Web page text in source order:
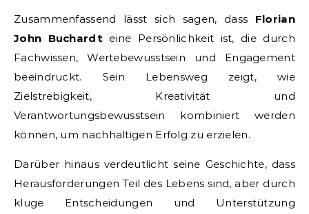
Zusammenfassend lässt sich sagen, dass Florian
John Buchardt eine Persönlichkeit ist, die durch
Fachwissen, Wertebewusstsein und Engagement
beeindruckt. Sein Lebensweg zeigt, wie
Zielstrebigkeit, Kreativität und
Verantwortungsbewusstsein kombiniert werden
können, um nachhaltigen Erfolg zu erzielen.
Darüber hinaus verdeutlicht seine Geschichte, dass
Herausforderungen Teil des Lebens sind, aber durch
kluge Entscheidungen und Unterstützung